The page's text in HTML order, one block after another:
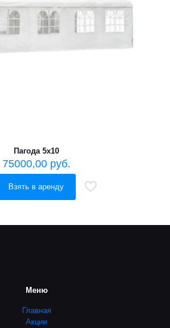
Пагода 5х10
75000,00 руб.
Взять в аренду
Меню
Главная
Акции